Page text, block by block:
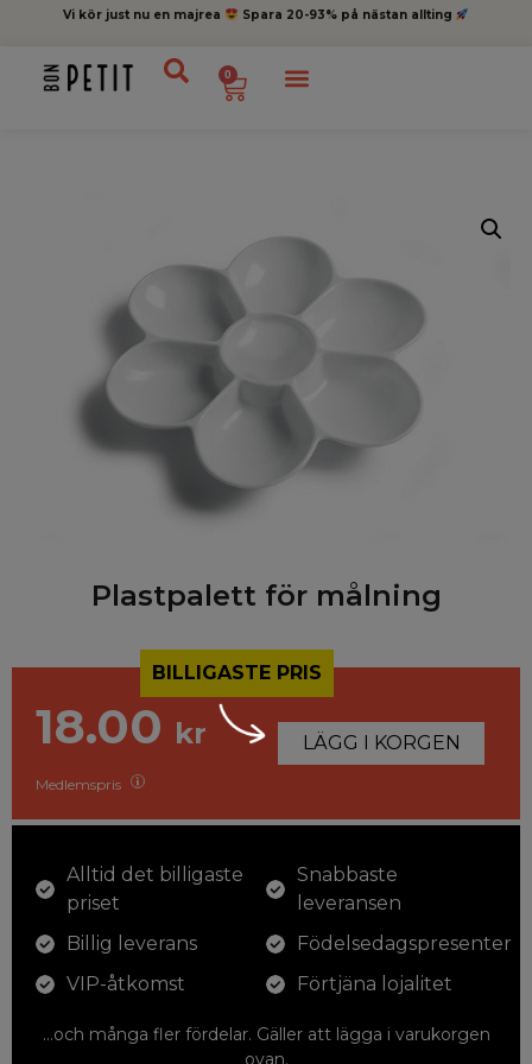
Vi kör just nu en majrea Spara 20-93% på nästan allting
0
Plastpalett för målning
BILLIGASTE PRIS
18.00 kr
Medlemspris
LÄGG I KORGEN
Alltid det billigaste
priset
Billig leverans
VIP-åtkomst
Snabbaste
leveransen
Födelsedagspresenter
Förtjäna lojalitet
...och många fler fördelar. Gäller att lägga i varukorgen
ovan.